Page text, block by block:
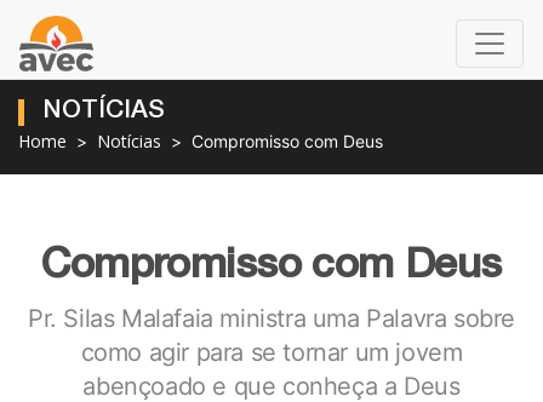
NOTÍCIAS
Home Notícias Compromisso com Deus
Compromisso com Deus
Pr. Silas Malafaia ministra uma Palavra sobre
como agir para se tornar um jovem
abençoado e que conheça a Deus